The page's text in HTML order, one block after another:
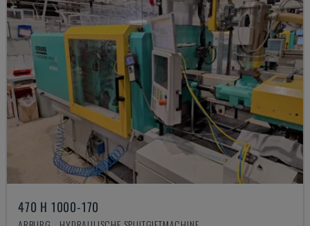
470 H 1000-170